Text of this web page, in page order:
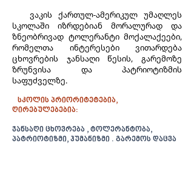
ვაკის ქართულ-ამერიკულ უმაღლეს
სკოლაში იზრდებიან მორალურად და
ზნეობრივად ტოლერანტი მოქალაქეები,
რომელთა ინტერესები ვითარდება
ცხოვრების ჯანსაღი წესის, გარემოზე
ზრუნვისა და პატრიოტიზმის
საფუძველზე.
სკოლის პრიორიტეტებია,
ღირებულებებია:
ჯანსაღი ცხოვრება , ტოლერანტობა,
პატრიოტიზმი, ჰუმანიზმი . გარემოს დაცვა